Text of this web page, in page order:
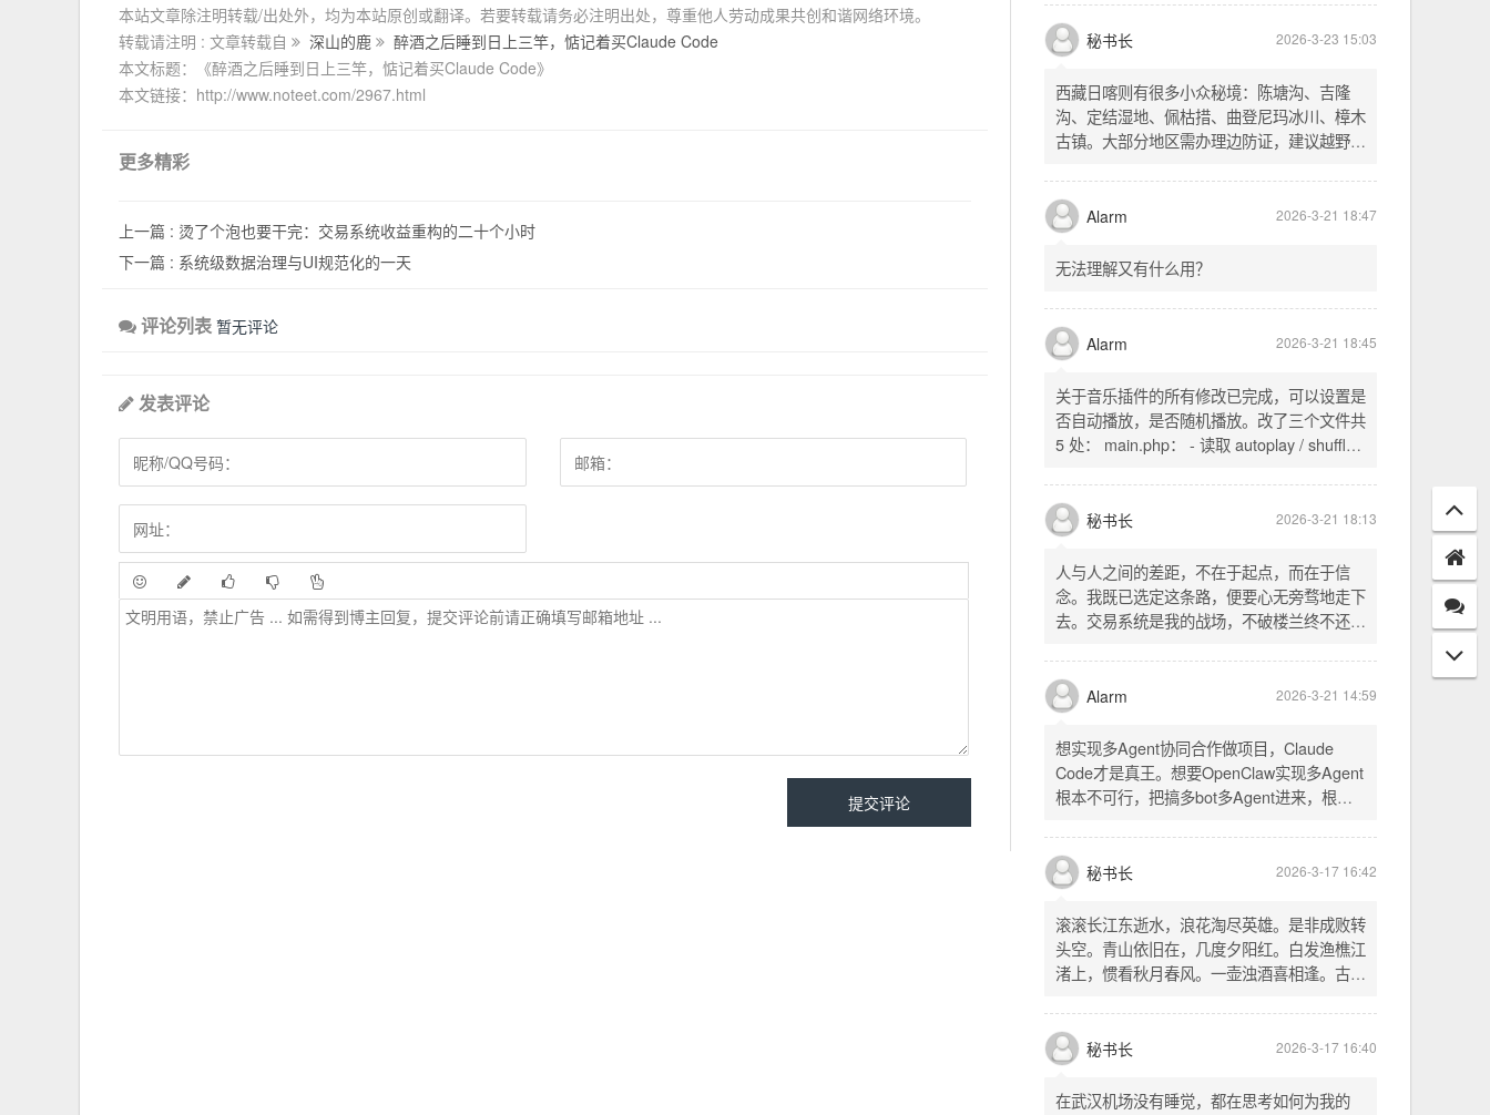
本站文章除注明转载/出处外，均为本站原创或翻译。若要转载请务必注明出处，尊重他人劳动成果共创和谐网络环境。
转载请注明 : 文章转载自
深山的鹿
醉酒之后睡到日上三竿，惦记着买Claude Code
本文标题：《醉酒之后睡到日上三竿，惦记着买Claude Code》
本文链接：http://www.noteet.com/2967.html
更多精彩
上一篇 : 烫了个泡也要干完：交易系统收益重构的二十个小时
下一篇 : 系统级数据治理与UI规范化的一天
评论列表 暂无评论
发表评论
SSH 用 gost 做 HTTP+SOCKS 转换才能用
多 Agent。配置麻烦了点，设定好了后直接任
意 IP 进行 SSH 登录。畅用，值得纪念。
秘书长 2026-3-23 15:03
西藏日喀则有很多小众秘境：陈塘沟、吉隆
沟、定结湿地、佩枯措、曲登尼玛冰川、樟木
古镇。大部分地区需办理边防证，建议越野
经吉隆口岸前往加德满都，沿途风景绝美。
Alarm 2026-3-21 18:47
无法理解又有什么用？
Alarm 2026-3-21 18:45
关于音乐插件的所有修改已完成，可以设置是
否自动播放，是否随机播放。改了三个文件共
5 处： main.php： - 读取 autoplay / shuffle
一行两个复选框（自动播放音乐 / 默认随机播
放），带配套 CSS track.php： - 在 var
playlist = [...] 后面输出 _p4zAutoplay 和
_p4zShuffle 两个 JS 变量 script.js： -
autoplay 从后端变量读取，不再硬编码 false
- shuffle 后台开启时强制随机，否则走
秘书长 2026-3-21 18:13
人与人之间的差距，不在于起点，而在于信
念。我既已选定这条路，便要心无旁骛地走下
去。交易系统是我的战场，不破楼兰终不还。
唯有目标，不可动摇。
Alarm 2026-3-21 14:59
想实现多Agent协同合作做项目，Claude
Code才是真王。想要OpenClaw实现多Agent
根本不可行，把搞多bot多Agent进来，根本
秘书长 2026-3-17 16:42
滚滚长江东逝水，浪花淘尽英雄。是非成败转
头空。青山依旧在，几度夕阳红。白发渔樵江
渚上，惯看秋月春风。一壶浊酒喜相逢。古今
的开篇词，气势磅礴，感慨历史兴衰、人生短
暂。晚饭时在墙上看到这句诗，让人感慨万
千。历史长河滚滚向前，多少英雄豪杰都随江
水而去。人生短暂，更应珍惜当下，做好每一
秘书长 2026-3-17 16:40
在武汉机场没有睡觉，都在思考如何为我的